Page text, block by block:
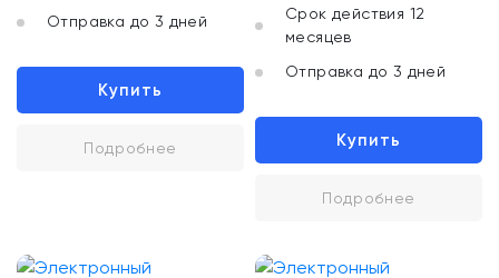
Отправка до 3 дней
Купить
Подробнее
Срок действия 12
месяцев
Отправка до 3 дней
Купить
Подробнее